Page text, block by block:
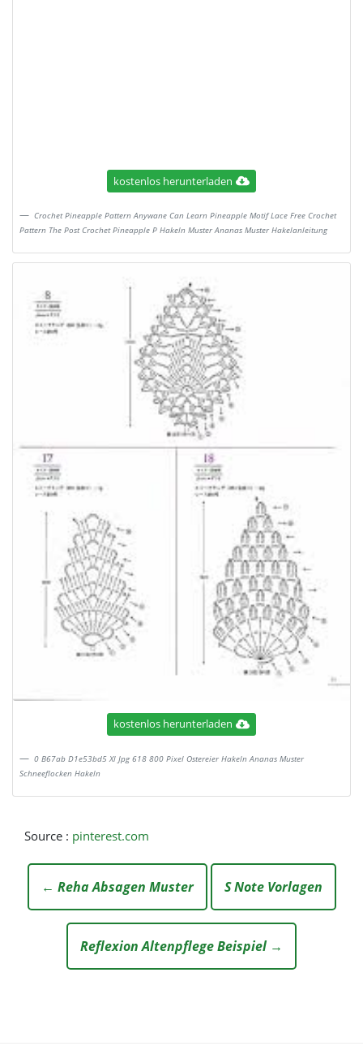
kostenlos herunterladen
Crochet Pineapple Pattern Anywane Can Learn Pineapple Motif Lace Free Crochet
Pattern The Post Crochet Pineapple P Hakeln Muster Ananas Muster Hakelanleitung
kostenlos herunterladen
0 B67ab D1e53bd5 Xl Jpg 618 800 Pixel Ostereier Hakeln Ananas Muster
Schneeflocken Hakeln
Source : pinterest.com
← Reha Absagen Muster S Note Vorlagen
Reflexion Altenpflege Beispiel →